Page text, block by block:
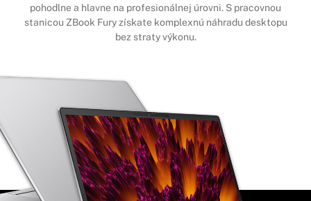
pohodlne a hlavne na profesionálnej úrovni. S pracovnou
stanicou ZBook Fury získate komplexnú náhradu desktopu
bez straty výkonu.